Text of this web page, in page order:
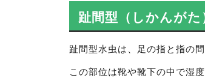
趾間型（しかんが
趾間型水虫は、足の指と指の間
この部位は靴や靴下の中で湿